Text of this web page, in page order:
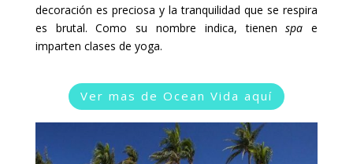
decoración es preciosa y la tranquilidad que se respira
es brutal. Como su nombre indica, tienenspa e
imparten clases de yoga.
Ver mas de Ocean Vida aquí